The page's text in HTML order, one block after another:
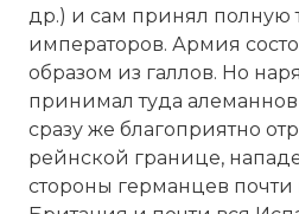
др.) и сам принял полную
императоров. Армия
образом из галлов. Но
принимал туда
сразу же благоприятно
рейнской границе,
стороны германцев почти